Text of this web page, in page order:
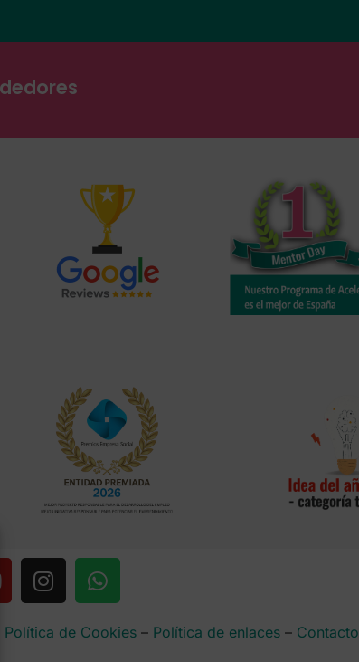
Política de Cookies– Política de enlaces– Contacto